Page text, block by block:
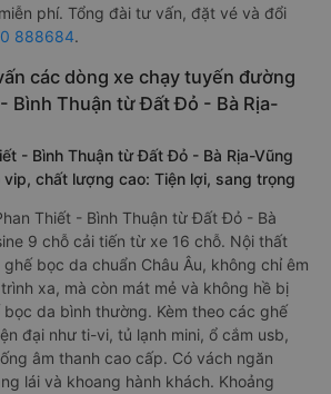
phí. Tổng đài tư vấn, đặt vé và đổi
888684.
các dòng xe chạy tuyến đường
Bình Thuận từ Đất Đỏ - Bà Rịa-
- Bình Thuận từ Đất Đỏ - Bà Rịa-Vũng
vip, chất lượng cao: Tiện lợi, sang trọng
Thiết - Bình Thuận từ Đất Đỏ - Bà
9 chỗ cải tiến từ xe 16 chỗ. Nội thất
bọc da chuẩn Châu Âu, không chỉ êm
xa, mà còn mát mẻ và không hề bị
da bình thường. Kèm theo các ghế
đại như ti-vi, tủ lạnh mini, ổ cắm usb,
âm thanh cao cấp. Có vách ngăn
lái và khoang hành khách. Khoảng